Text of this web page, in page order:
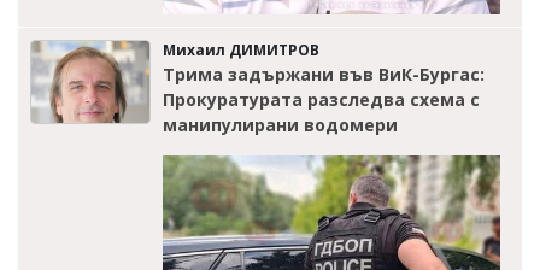
Михаил ДИМИТРОВ
Трима задържани във ВиК-Бургас:
Прокуратурата разследва схема с
манипулирани водомери